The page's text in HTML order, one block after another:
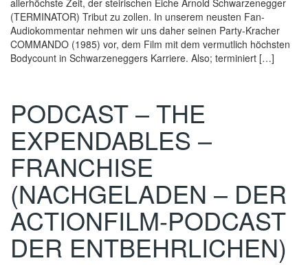
allerhöchste Zeit, der steirischen Eiche Arnold Schwarzenegger
(TERMINATOR) Tribut zu zollen. In unserem neusten Fan-
Audiokommentar nehmen wir uns daher seinen Party-Kracher
COMMANDO (1985) vor, dem Film mit dem vermutlich höchsten
Bodycount in Schwarzeneggers Karriere. Also; terminiert […]
PODCAST – THE
EXPENDABLES –
FRANCHISE
(NACHGELADEN – DER
ACTIONFILM-PODCAST
DER ENTBEHRLICHEN)